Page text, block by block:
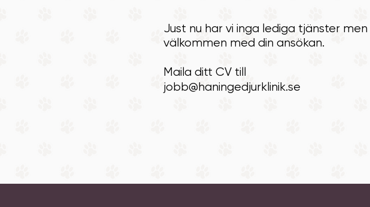
Just nu har vi inga lediga tjänster
välkommen med din ansökan.
Maila ditt CV till
jobb@haningedjurklinik.se